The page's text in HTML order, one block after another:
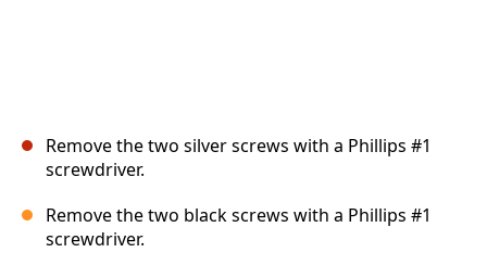
Remove the two silver screws with a Phillips #1
screwdriver.
Remove the two black screws with a Phillips #1
screwdriver.